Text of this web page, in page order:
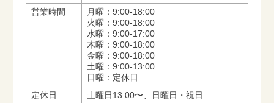
営業時間
月曜：9:00-18:00
火曜：9:00-18:00
水曜：9:00-17:00
木曜：9:00-18:00
金曜：9:00-18:00
土曜：9:00-13:00
日曜：定休日
定休日
土曜日13:00〜、日曜日・祝日